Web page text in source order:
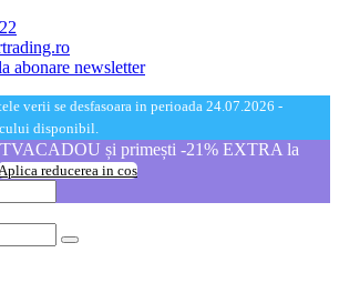
abonare newsletter
verii se desfasoara in perioada 24.07.2026 -
disponibil.
și primești -21% EXTRA la
reducerea in cos